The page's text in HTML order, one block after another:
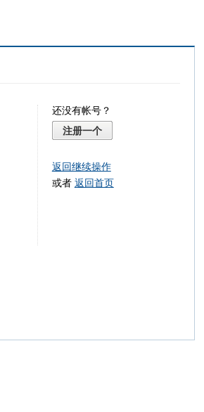
还没有帐号？
注册一个
返回继续操作
或者 返回首页